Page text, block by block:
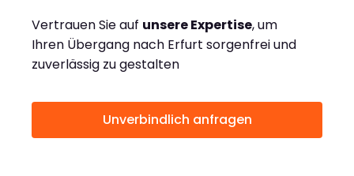
Vertrauen Sie auf unsere Expertise, um
Ihren Übergang nach Erfurt sorgenfrei und
zuverlässig zu gestalten
Unverbindlich anfragen